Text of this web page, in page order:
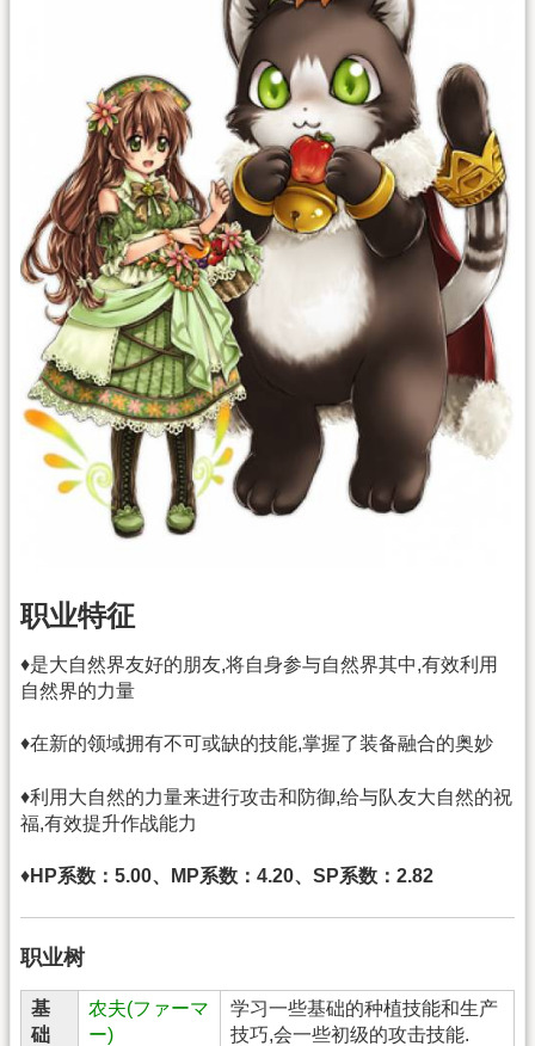
职业特征
♦是大自然界友好的朋友,将自身参与自然界其中,有效利用
自然界的力量
♦在新的领域拥有不可或缺的技能,掌握了装备融合的奥妙
♦利用大自然的力量来进行攻击和防御,给与队友大自然的祝
福,有效提升作战能力
♦HP系数：5.00、MP系数：4.20、SP系数：2.82
职业树
基
础
农夫(ファーマ
ー)
学习一些基础的种植技能和生产
技巧,会一些初级的攻击技能.